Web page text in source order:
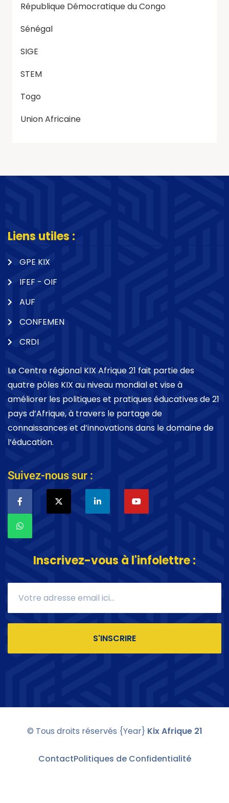
République Démocratique du Congo
Sénégal
SIGE
STEM
Togo
Union Africaine
Liens utiles :
GPE KIX
IFEF - OIF
AUF
CONFEMEN
CRDI
Le Centre régional KIX Afrique 21 fait partie des
quatre pôles KIX au niveau mondial et vise à
améliorer les politiques et pratiques éducatives de 21
pays d’Afrique, à travers le partage de
connaissances et d’innovations dans le domaine de
l’éducation.
Suivez-nous sur :
Inscrivez-vous à l'infolettre :
S'INSCRIRE
© Tous droits réservés {Year} Kix Afrique 21
ContactPolitiques de Confidentialité